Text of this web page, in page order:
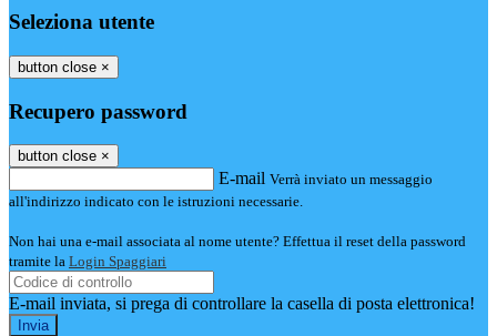
Seleziona utente
button close ×
Recupero password
button close ×
E-mail Verrà inviato un messaggio
all'indirizzo indicato con le istruzioni necessarie.
Non hai una e-mail associata al nome utente? Effettua il reset della password
tramite la Login Spaggiari
E-mail inviata, si prega di controllare la casella di posta elettronica!